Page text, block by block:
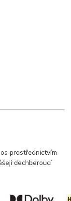
prostřednictvím
dechberoucí